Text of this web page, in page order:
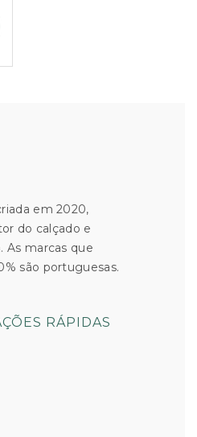
em 2020,
do calçado e
As marcas que
são portuguesas.
RÁPIDAS